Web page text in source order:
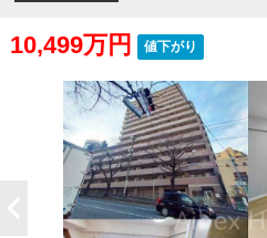
10,499万円 値下がり